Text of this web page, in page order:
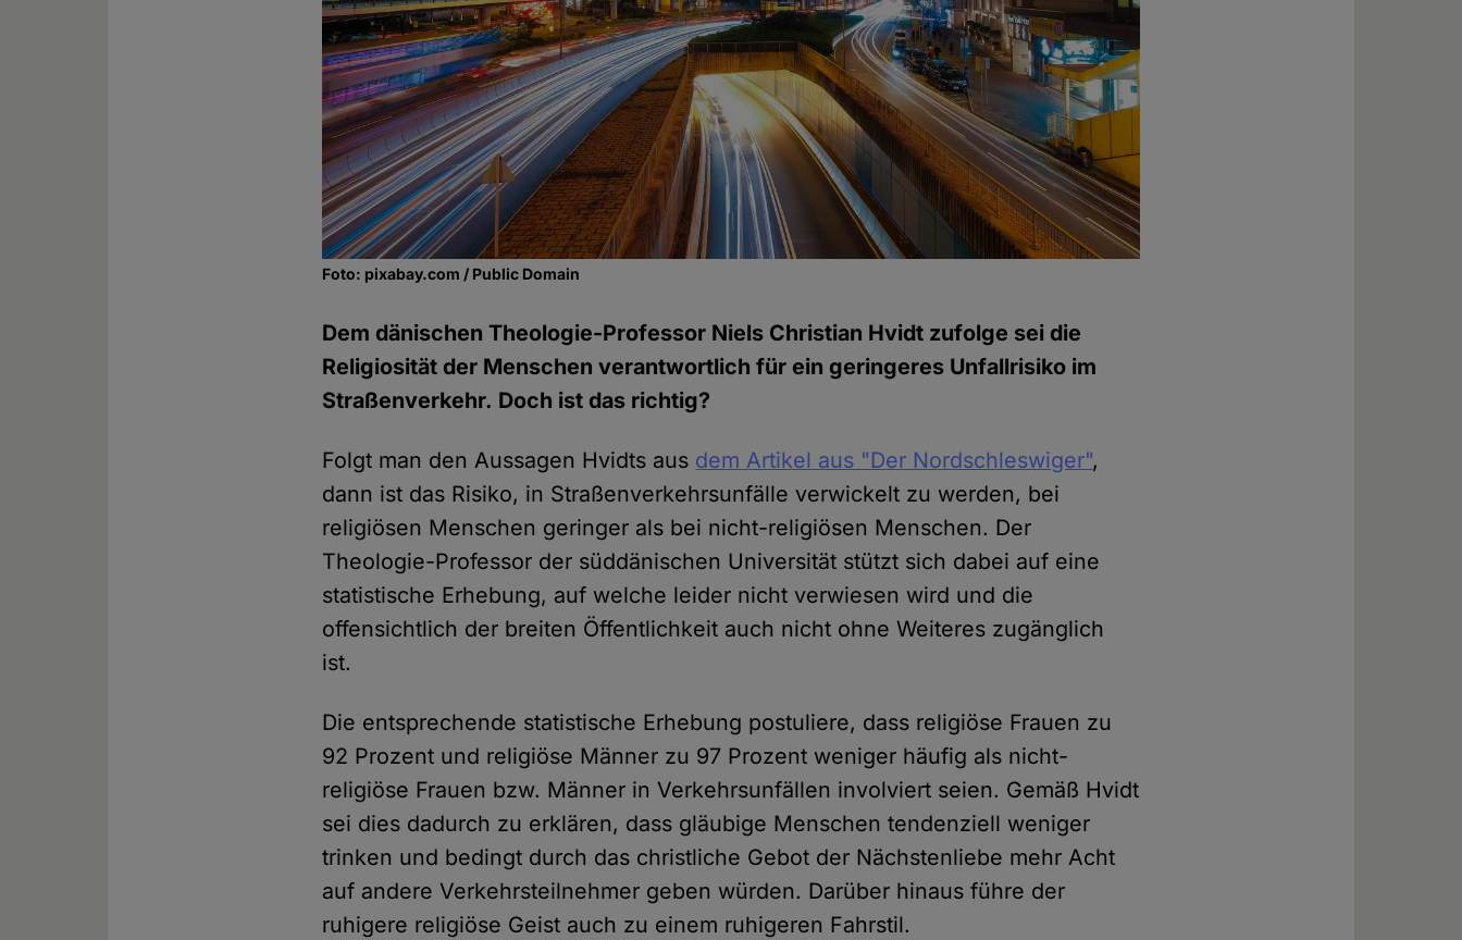
Foto: pixabay.com / Public Domain
Dem dänischen Theologie-Professor Niels Christian Hvidt zufolge sei die
Religiosität der Menschen verantwortlich für ein geringeres Unfallrisiko im
Straßenverkehr. Doch ist das richtig?
Folgt man den Aussagen Hvidts aus dem Artikel aus "Der Nordschleswiger",
dann ist das Risiko, in Straßenverkehrsunfälle verwickelt zu werden, bei
religiösen Menschen geringer als bei nicht-religiösen Menschen. Der
Theologie-Professor der süddänischen Universität stützt sich dabei auf eine
statistische Erhebung, auf welche leider nicht verwiesen wird und die
offensichtlich der breiten Öffentlichkeit auch nicht ohne Weiteres zugänglich
ist.
Die entsprechende statistische Erhebung postuliere, dass religiöse Frauen zu
92 Prozent und religiöse Männer zu 97 Prozent weniger häufig als nicht-
religiöse Frauen bzw. Männer in Verkehrsunfällen involviert seien. Gemäß Hvidt
sei dies dadurch zu erklären, dass gläubige Menschen tendenziell weniger
trinken und bedingt durch das christliche Gebot der Nächstenliebe mehr Acht
auf andere Verkehrsteilnehmer geben würden. Darüber hinaus führe der
ruhigere religiöse Geist auch zu einem ruhigeren Fahrstil.